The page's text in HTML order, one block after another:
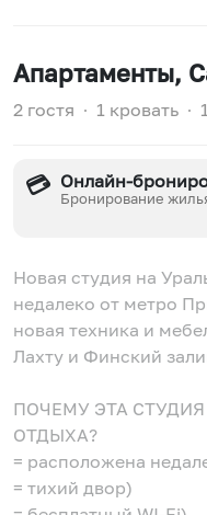
Апартаменты,
2 гостя ∙ 1 кровать ∙
💳 Онлайн-
Бронирование
Новая студия на
недалеко от метро
новая техника и
Лахту и Финский
ПОЧЕМУ ЭТА
ОТДЫХА?
= расположена
= тихий двор)